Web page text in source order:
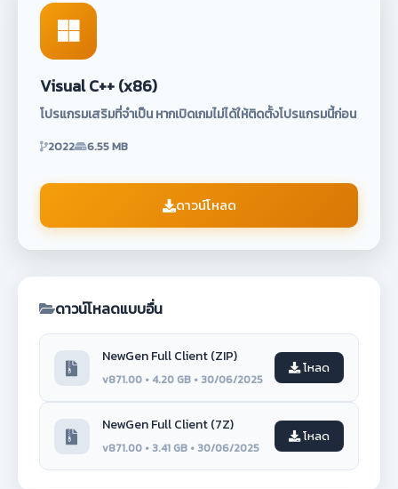
Visual C++ (x86)
โปรแกรมเสริมที่จำเป็น หากเปิดเกมไม่ได้ให้ติดตั้งโปรแกรมนี้ก่อน
2022 6.55 MB
ดาวน์โหลด
ดาวน์โหลดแบบอื่น
NewGen Full Client (ZIP)
v871.00 • 4.20 GB • 30/06/2025
โหลด
NewGen Full Client (7Z)
v871.00 • 3.41 GB • 30/06/2025
โหลด